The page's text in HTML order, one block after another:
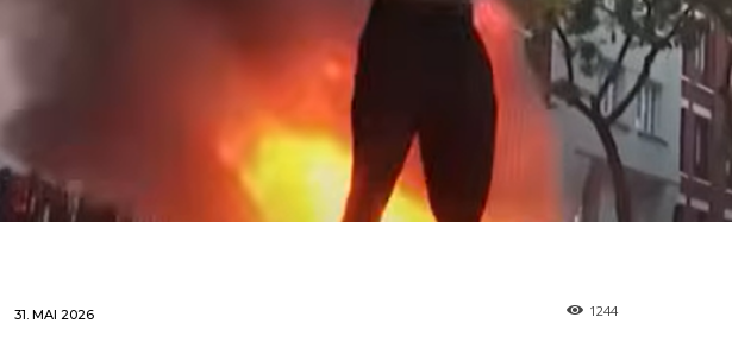
31. MAI 2026 1244